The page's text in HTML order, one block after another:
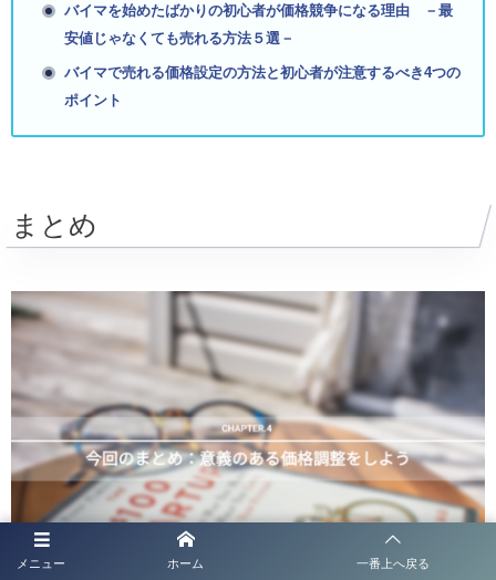
バイマを始めたばかりの初心者が価格競争になる理由 －最
安値じゃなくても売れる方法５選－
バイマで売れる価格設定の方法と初心者が注意するべき4つの
ポイント
まとめ
メニュー ホーム 一番上へ戻る